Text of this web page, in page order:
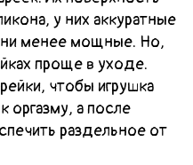
у них аккуратные
менее мощные. Но,
проще в уходе.
чтобы игрушка
оргазму, а после
раздельное от